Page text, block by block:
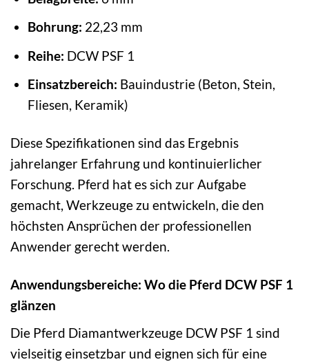
Bohrung: 22,23 mm
Reihe: DCW PSF 1
Einsatzbereich: Bauindustrie (Beton, Stein,
Fliesen, Keramik)
Diese Spezifikationen sind das Ergebnis
jahrelanger Erfahrung und kontinuierlicher
Forschung. Pferd hat es sich zur Aufgabe
gemacht, Werkzeuge zu entwickeln, die den
höchsten Ansprüchen der professionellen
Anwender gerecht werden.
Anwendungsbereiche: Wo die Pferd DCW PSF 1
glänzen
Die Pferd Diamantwerkzeuge DCW PSF 1 sind
vielseitig einsetzbar und eignen sich für eine